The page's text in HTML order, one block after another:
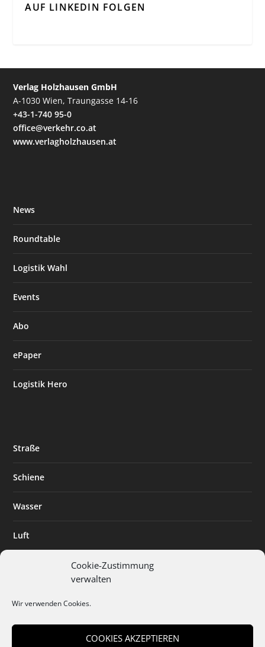
Cookie-Zustimmung
verwalten
Wir verwenden Cookies.
COOKIES AKZEPTIEREN
AUF LINKEDIN FOLGEN
Verlag Holzhausen GmbH
A-1030 Wien, Traungasse 14-16
+43-1-740 95-0
office@verkehr.co.at
www.verlagholzhausen.at
News
Roundtable
Logistik Wahl
Events
Abo
ePaper
Logistik Hero
Straße
Schiene
Wasser
Luft
Digitalisierung